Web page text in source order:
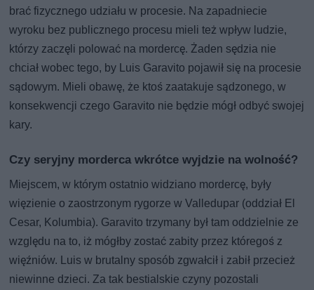
brać fizycznego udziału w procesie. Na zapadniecie
wyroku bez publicznego procesu mieli też wpływ ludzie,
którzy zaczęli polować na mordercę. Żaden sędzia nie
chciał wobec tego, by Luis Garavito pojawił się na procesie
sądowym. Mieli obawę, że ktoś zaatakuje sądzonego, w
konsekwencji czego Garavito nie będzie mógł odbyć swojej
kary.
Czy seryjny morderca wkrótce wyjdzie na wolność?
Miejscem, w którym ostatnio widziano mordercę, były
więzienie o zaostrzonym rygorze w Valledupar (oddział El
Cesar, Kolumbia). Garavito trzymany był tam oddzielnie ze
względu na to, iż mógłby zostać zabity przez któregoś z
więźniów. Luis w brutalny sposób zgwałcił i zabił przecież
niewinne dzieci. Za tak bestialskie czyny pozostali